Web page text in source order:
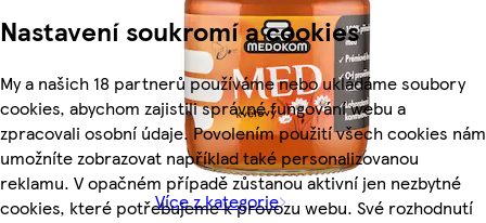
Nastavení soukromí a cookies
My a našich 18 partnerů používáme nebo ukládáme soubory
cookies, abychom zajistili správné fungování webu a
zpracovali osobní údaje. Povolením použití všech cookies nám
umožníte zobrazovat například také personalizovanou
reklamu. V opačném případě zůstanou aktivní jen nezbytné
cookies, které potřebujeme k provozu webu. Své rozhodnutí
Více z kategorie